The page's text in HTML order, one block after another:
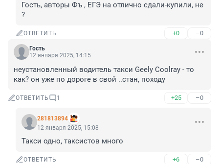
Гость, авторы Фъ , ЕГЭ на отлично сдали-купили, не
?
ОТВЕТИТЬ +0 –0
Гость
12 января 2025, 14:15
неустановленный водитель такси Geely Coolray - то
как? он уже по дороге в свой ..стан, походу
ОТВЕТИТЬ 1 +25 –0
281813894
12 января 2025, 15:08
Такси одно, таксистов много
ОТВЕТИТЬ +6 –0